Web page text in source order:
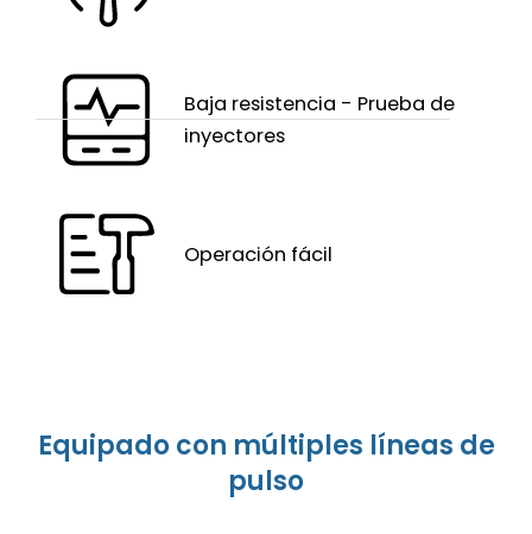
Baja resistencia - Prueba de
inyectores
Operación fácil
Equipado con múltiples líneas de
pulso